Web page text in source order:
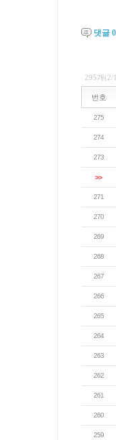
댓글 0
295개(2/
번호
275
274
273
>>
271
270
269
268
267
266
265
264
263
262
261
260
259